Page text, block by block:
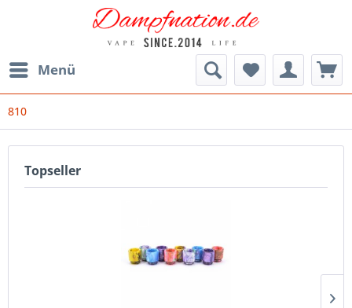
Menü
810
Topseller